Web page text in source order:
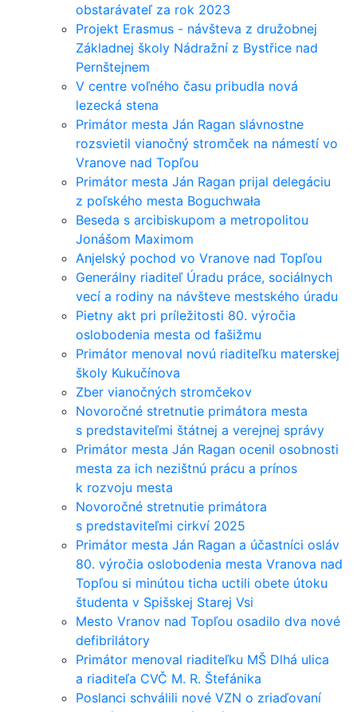
obstarávateľ za rok 2023
Projekt Erasmus - návšteva z družobnej
Základnej školy Nádražní z Bystřice nad
Pernštejnem
V centre voľného času pribudla nová
lezecká stena
Primátor mesta Ján Ragan slávnostne
rozsvietil vianočný stromček na námestí vo
Vranove nad Topľou
Primátor mesta Ján Ragan prijal delegáciu
z poľského mesta Boguchwała
Beseda s arcibiskupom a metropolitou
Jonášom Maximom
Anjelský pochod vo Vranove nad Topľou
Generálny riaditeľ Úradu práce, sociálnych
vecí a rodiny na návšteve mestského úradu
Pietny akt pri príležitosti 80. výročia
oslobodenia mesta od fašižmu
Primátor menoval novú riaditeľku materskej
školy Kukučínova
Zber vianočných stromčekov
Novoročné stretnutie primátora mesta
s predstaviteľmi štátnej a verejnej správy
Primátor mesta Ján Ragan ocenil osobnosti
mesta za ich nezištnú prácu a prínos
k rozvoju mesta
Novoročné stretnutie primátora
s predstaviteľmi cirkví 2025
Primátor mesta Ján Ragan a účastníci osláv
80. výročia oslobodenia mesta Vranova nad
Topľou si minútou ticha uctili obete útoku
študenta v Spišskej Starej Vsi
Mesto Vranov nad Topľou osadilo dva nové
defibrilátory
Primátor menoval riaditeľku MŠ Dlhá ulica
a riaditeľa CVČ M. R. Štefánika
Poslanci schválili nové VZN o zriaďovaní